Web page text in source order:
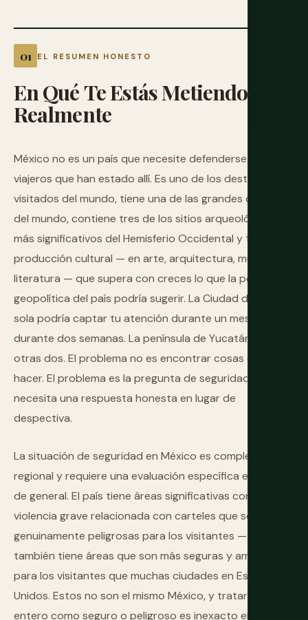
EL RESUMEN HONESTO
EnQuéTeEstásMetiendo
Realmente
México no es un país que necesite defenderse ante los
viajeros que han estado allí. Es uno de los destinos más
visitados del mundo, tiene una de las grandes cocinas
del mundo, contiene tres de los sitios arqueológicos
más significativos del Hemisferio Occidental y tiene una
producción cultural — en arte, arquitectura, música,
literatura — que supera con creces lo que la posición
geopolítica del país podría sugerir. La Ciudad de México
sola podría captar tu atención durante un mes. Oaxaca
durante dos semanas. La península de Yucatán durante
otras dos. El problema no es encontrar cosas que
hacer. El problema es la pregunta de seguridad, que
necesita una respuesta honesta en lugar de
despectiva.
La situación de seguridad en México es compleja,
regional y requiere una evaluación específica en lugar
de general. El país tiene áreas significativas con
violencia grave relacionada con carteles que son
genuinamente peligrosas para los visitantes — y
también tiene áreas que son más seguras y amigables
para los visitantes que muchas ciudades en Estados
Unidos. Estos no son el mismo México, y tratar al país
entero como seguro o peligroso es inexacto en ambas